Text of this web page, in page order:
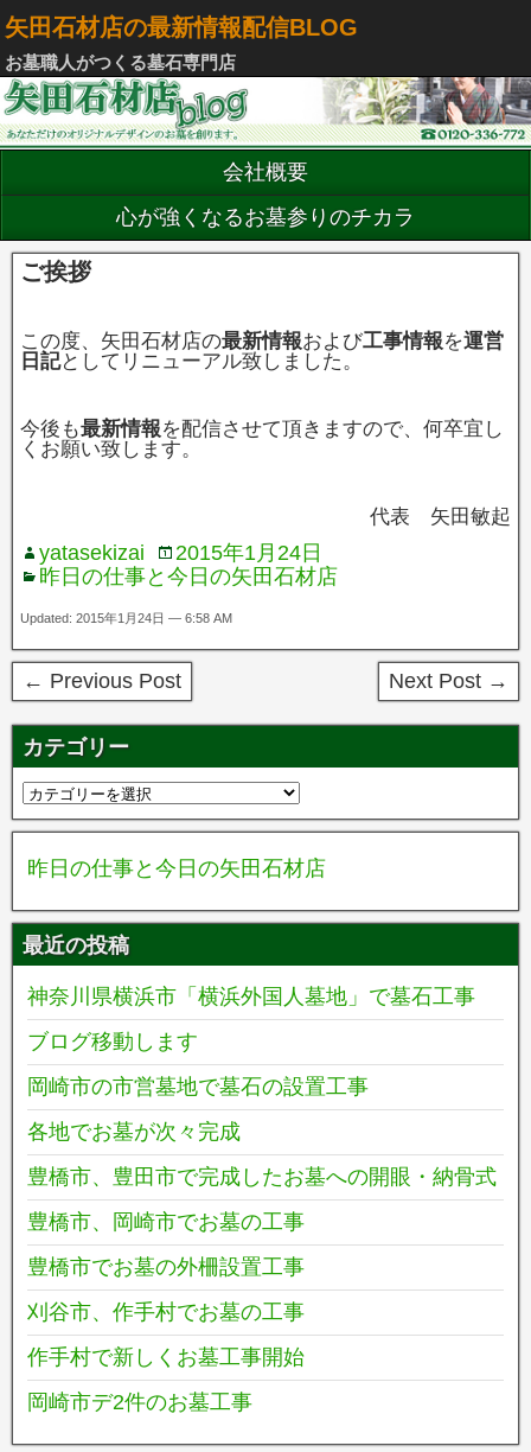
矢田石材店の最新情報配信BLOG
お墓職人がつくる墓石専門店
会社概要
心が強くなるお墓参りのチカラ
ご挨拶
この度、矢田石材店の最新情報および工事情報を運営
日記としてリニューアル致しました。
今後も最新情報を配信させて頂きますので、何卒宜し
くお願い致します。
代表 矢田敏起
yatasekizai
2015年1月24日
昨日の仕事と今日の矢田石材店
Updated: 2015年1月24日 — 6:58 AM
← Previous Post Next Post →
カテゴリー
昨日の仕事と今日の矢田石材店
最近の投稿
神奈川県横浜市「横浜外国人墓地」で墓石工事
ブログ移動します
岡崎市の市営墓地で墓石の設置工事
各地でお墓が次々完成
豊橋市、豊田市で完成したお墓への開眼・納骨式
豊橋市、岡崎市でお墓の工事
豊橋市でお墓の外柵設置工事
刈谷市、作手村でお墓の工事
作手村で新しくお墓工事開始
岡崎市デ2件のお墓工事